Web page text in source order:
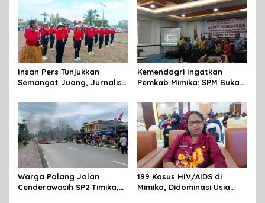
Insan Pers Tunjukkan
Semangat Juang, Jurnalis
Meriahkan Lomba Gerak
Jalan Kreasi HUT ke-81 RI
Kemendagri Ingatkan
Pemkab Mimika: SPM Bukan
Wujud Nyata Pelayanan
Rakyat
Warga Palang Jalan
Cenderawasih SP2 Timika,
199 Kasus HIV/AIDS di
Mimika, Didominasi Usia